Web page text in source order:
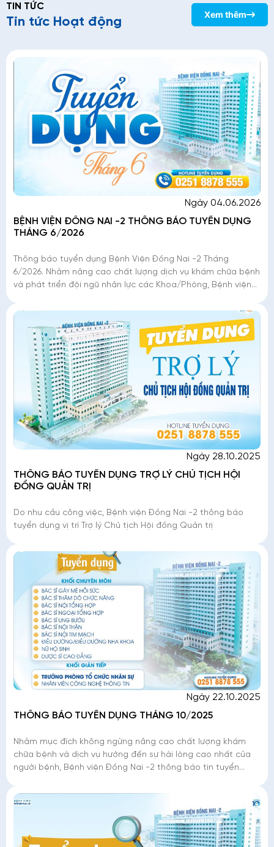
TIN TỨC
Tin tức Hoạt động
Xem thêm
Ngày 04.06.2026
BỆNH VIỆN ĐỒNG NAI -2 THÔNG BÁO TUYỂN DỤNG
THÁNG 6/2026
Thông báo tuyển dụng Bệnh Viện Đồng Nai -2 Tháng
6/2026. Nhằm nâng cao chất lượng dịch vụ khám chữa bệnh
và phát triển đội ngũ nhân lực các Khoa/Phòng, Bệnh viện
Ngày 28.10.2025
THÔNG BÁO TUYỂN DỤNG TRỢ LÝ CHỦ TỊCH HỘI
ĐỒNG QUẢN TRỊ
Do nhu cầu công việc, Bệnh viện Đồng Nai -2 thông báo
tuyển dụng vị trí Trợ lý Chủ tịch Hội đồng Quản trị
Ngày 22.10.2025
THÔNG BÁO TUYỂN DỤNG THÁNG 10/2025
Nhằm mục đích không ngừng nâng cao chất lượng khám
chữa bệnh và dịch vụ hướng đến sự hài lòng cao nhất của
người bệnh, Bệnh viện Đồng Nai -2 thông báo tin tuyển